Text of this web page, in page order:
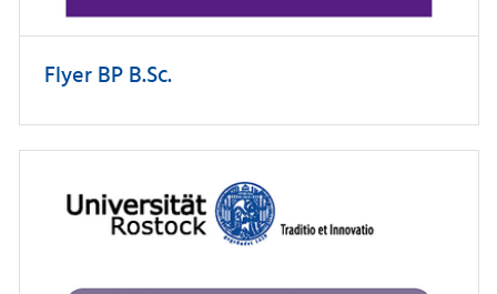
Flyer BP B.Sc.